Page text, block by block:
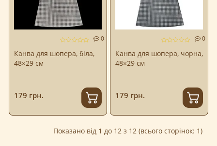
0
Канва для шопера, біла,
48×29 см
179 грн.
0
Канва для шопера, чорна,
48×29 см
179 грн.
Показано від 1 до 12 з 12 (всього сторінок: 1)